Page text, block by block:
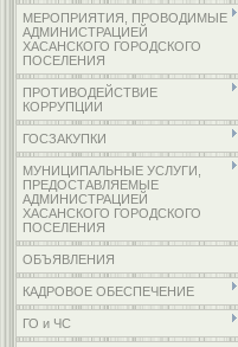
МЕРОПРИЯТИЯ, ПРОВОДИМЫЕ
АДМИНИСТРАЦИЕЙ
ХАСАНСКОГО ГОРОДСКОГО
ПОСЕЛЕНИЯ
ПРОТИВОДЕЙСТВИЕ
КОРРУПЦИИ
ГОСЗАКУПКИ
МУНИЦИПАЛЬНЫЕ УСЛУГИ,
ПРЕДОСТАВЛЯЕМЫЕ
АДМИНИСТРАЦИЕЙ
ХАСАНСКОГО ГОРОДСКОГО
ПОСЕЛЕНИЯ
ОБЪЯВЛЕНИЯ
КАДРОВОЕ ОБЕСПЕЧЕНИЕ
ГО и ЧС